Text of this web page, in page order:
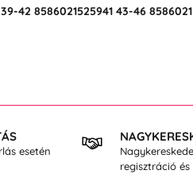
39-42 8586021525941 43-46
esetén
regisztráció